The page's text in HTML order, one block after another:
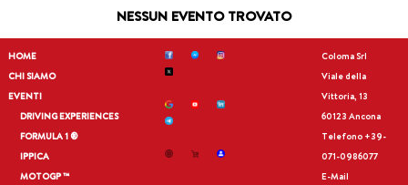
NESSUN EVENTO TROVATO
HOME
CHI SIAMO
EVENTI
DRIVING EXPERIENCES
FORMULA 1 ®
IPPICA
MOTOGP ™
Coloma Srl
Viale della
Vittoria, 13
60123 Ancona
Telefono +39-
071-0986077
E-Mail